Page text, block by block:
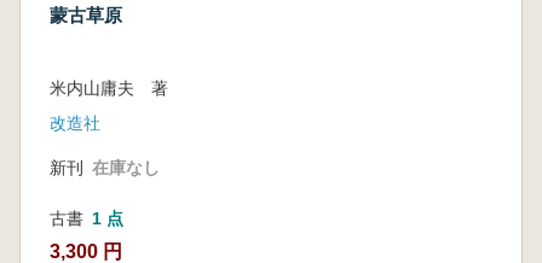
蒙古草原
米内山庸夫 著
改造社
新刊 在庫なし
古書 1 点
3,300 円